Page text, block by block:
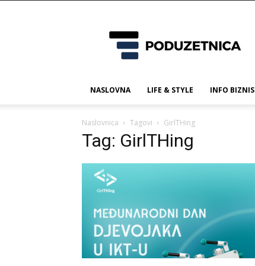
NASLOVNA LIFE & STYLE INFO BIZNIS
Naslovnica Tagovi GirlTHing
Tag: GirlTHing